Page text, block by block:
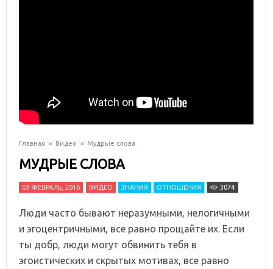
Главная » Видео » Мудрые слова
МУДРЫЕ СЛОВА
03 ФЕВРАЛЬ, 2016 ВИДЕО ЗНАНИЯ ОТНОШЕНИЯ 3074
Люди часто бывают неразумными, нелогичными
и эгоцентричными, все равно прощайте их. Если
ты добр, люди могут обвинить тебя в
эгоистических и скрытых мотивах, все равно